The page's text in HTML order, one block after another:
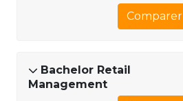
Comparer
Bachelor Retail
Management